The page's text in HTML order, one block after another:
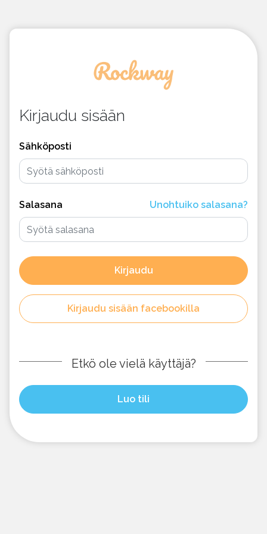
Kirjaudu sisään
Sähköposti
Salasana Unohtuiko salasana?
Kirjaudu
Kirjaudu sisään facebookilla
Etkö ole vielä käyttäjä?
Luo tili